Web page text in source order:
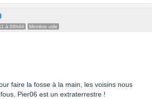
à 08h44 Membre utile
faire la fosse à la main, les voisins nous
Pier06 est un extraterrestre !